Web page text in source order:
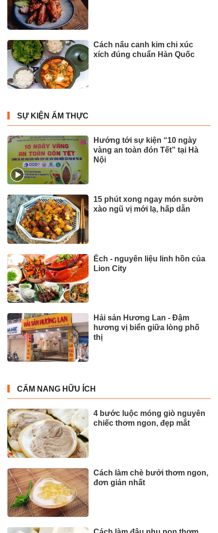
Cách nấu canh kim chi xúc
xích đúng chuẩn Hàn Quốc
SỰ KIỆN ẨM THỰC
Hướng tới sự kiện “10 ngày
vàng an toàn đón Tết” tại Hà
Nội
15 phút xong ngay món sườn
xào ngũ vị mới lạ, hấp dẫn
Ếch - nguyên liệu linh hồn của
Lion City
Hải sản Hương Lan - Đậm
hương vị biển giữa lòng phố
thị
CẨM NANG HỮU ÍCH
4 bước luộc móng giò nguyên
chiếc thơm ngon, đẹp mắt
Cách làm chè bưởi thơm ngon,
đơn giản nhất